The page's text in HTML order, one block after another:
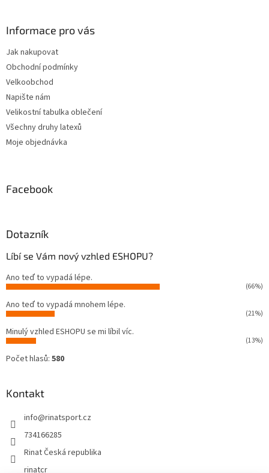
Informace pro vás
Jak nakupovat
Obchodní podmínky
Velkoobchod
Napište nám
Velikostní tabulka oblečení
Všechny druhy latexů
Moje objednávka
Facebook
Dotazník
Líbí se Vám nový vzhled ESHOPU?
Ano teď to vypadá lépe.
(66%)
Ano teď to vypadá mnohem lépe.
(21%)
Minulý vzhled ESHOPU se mi líbil víc.
(13%)
Počet hlasů: 580
Kontakt
info@rinatsport.cz
734166285
Rinat Česká republika
rinatcr